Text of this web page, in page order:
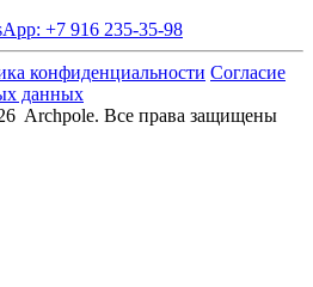
+7 916 235-35-98
конфиденциальности Согласие
данных
Archpole. Все права защищены